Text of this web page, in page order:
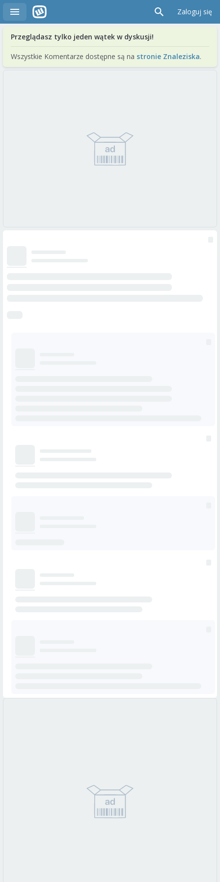
Zaloguj się
Przeglądasz tylko jeden wątek w dyskusji!
Wszystkie Komentarze dostępne są na stronie Znaleziska.